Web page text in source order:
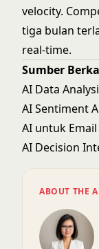
velocity.
tiga bulan
real-time.
Sumber
AI Data
AI Sentiment
AI untuk
AI Decision
ABOUT THE